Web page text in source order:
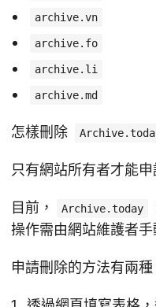
archive.vn
archive.fo
archive.li
archive.md
怎樣刪除
只有網站所有者才能申
目前， Archive.today
操作需由網站維護者手
申請刪除的方法有兩種